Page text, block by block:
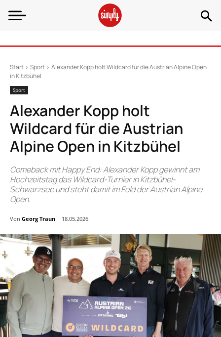
Start Sport
Alexander Kopp holt Wildcard für die Austrian Alpine Open
in Kitzbühel
Sport
Alexander Kopp holt
Wildcard für die Austrian
Alpine Open in Kitzbühel
Comeback mit Happy End: Alexander Kopp gewinnt am
Hochzeitstag das Wildcard-Turnier in Kitzbühel-
Schwarzsee und steht damit im Feld der Austrian Alpine
Open.
Von Georg Traun 18.05.2026